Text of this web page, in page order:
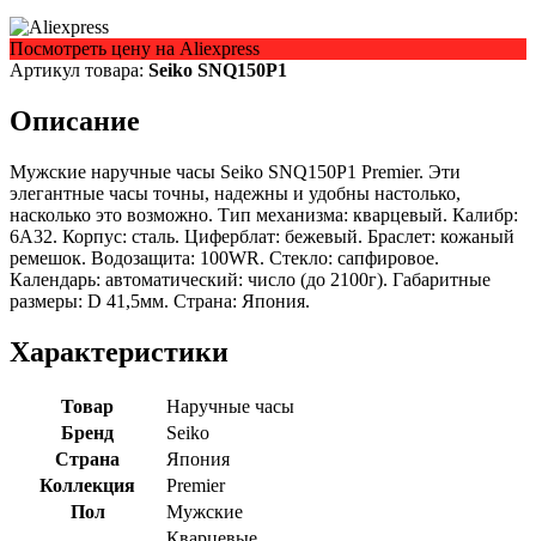
Посмотреть цену на Aliexpress
Артикул товара: Seiko SNQ150P1
Описание
Мужские наручные часы Seiko SNQ150P1 Premier. Эти
элегантные часы точны, надежны и удобны настолько,
насколько это возможно. Тип механизма: кварцевый. Калибр:
6A32. Корпус: сталь. Циферблат: бежевый. Браслет: кожаный
ремешок. Водозащита: 100WR. Стекло: сапфировое.
Календарь: автоматический: число (до 2100г). Габаритные
размеры: D 41,5мм. Страна: Япония.
Характеристики
Товар
Наручные часы
Бренд
Seiko
Страна
Япония
Коллекция
Premier
Пол
Мужские